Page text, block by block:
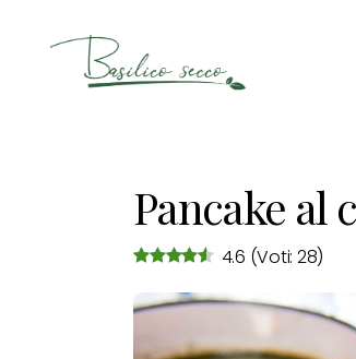
Pancake al
4.6 (Voti: 28)